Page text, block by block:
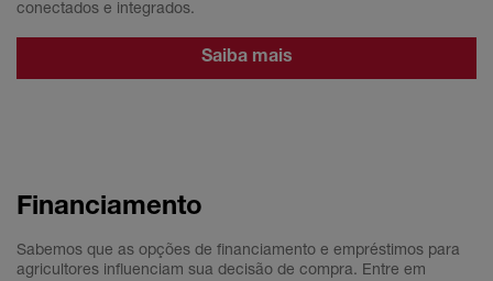
conectados e integrados.
Saiba mais
Financiamento
Sabemos que as opções de financiamento e empréstimos para
agricultores influenciam sua decisão de compra. Entre em